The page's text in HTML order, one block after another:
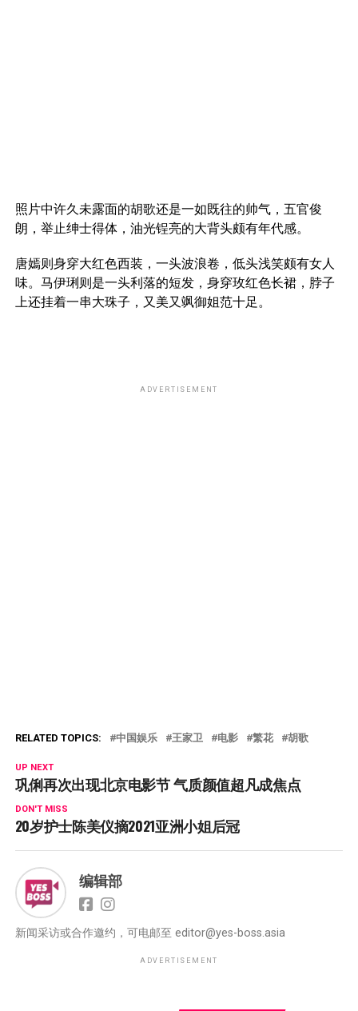
照片中许久未露面的胡歌还是一如既往的帅气，五官俊
朗，举止绅士得体，油光锃亮的大背头颇有年代感。
唐嫣则身穿大红色西装，一头波浪卷，低头浅笑颇有女人
味。马伊琍则是一头利落的短发，身穿玫红色长裙，脖子
上还挂着一串大珠子，又美又飒御姐范十足。
ADVERTISEMENT
RELATED TOPICS: 中国娱乐 王家卫 电影 繁花 胡歌
UP NEXT
巩俐再次出现北京电影节 气质颜值超凡成焦点
DON'T MISS
20岁护士陈美仪摘2021亚洲小姐后冠
编辑部
新闻采访或合作邀约，可电邮至 editor@yes-boss.asia
ADVERTISEMENT